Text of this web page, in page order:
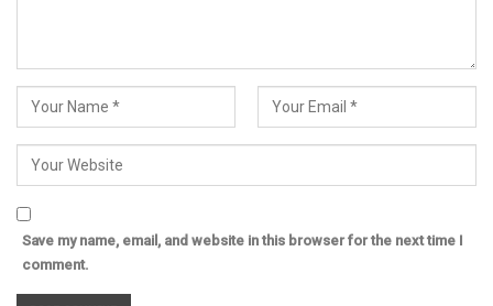
Save my name, email, and website in this browser for the next time I
comment.